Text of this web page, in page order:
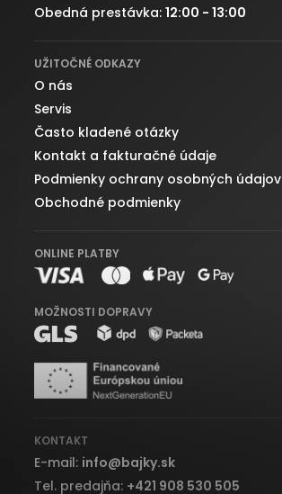
Obedná prestávka: 12:00 - 13:00
UŽITOČNÉ ODKAZY
O nás
Servis
Často kladené otázky
Kontakt a fakturačné údaje
Podmienky ochrany osobných údajov
Obchodné podmienky
ONLINE PLATBY
MOŽNOSTI DOPRAVY
KONTAKT
E-mail: info@bajky.sk
Tel. predajňa: +421 908 530 505